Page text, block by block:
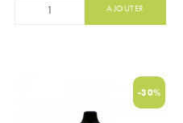
AJOUTER
-30%